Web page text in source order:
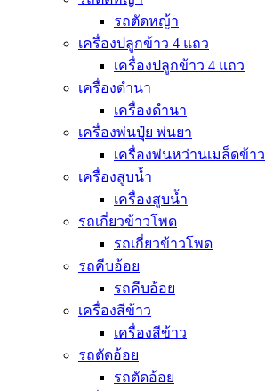
รถตัดหญ้า
เครื่องปลูกข้าว 4 แถว
เครื่องปลูกข้าว 4 แถว
เครื่องดำนา
เครื่องดำนา
เครื่องพ่นปุุ๋ย พ่นยา
เครื่องพ่นหว่านเมล็ดข้าว
เครื่องสูบน้ำ
เครื่องสูบน้ำ
รถเกี่ยวข้าวโพด
รถเกี่ยวข้าวโพด
รถคีบอ้อย
รถคีบอ้อย
เครื่องสีข้าว
เครื่องสีข้าว
รถตัดอ้อย
รถตัดอ้อย